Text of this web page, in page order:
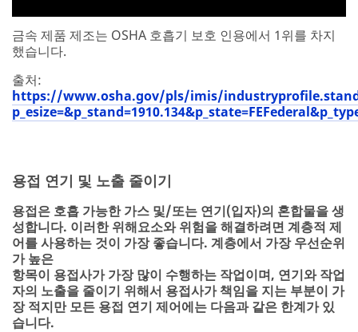
금속 제품 제조는 OSHA 호흡기 보호 인용에서 1위를 차지
했습니다.
출처:
https://www.osha.gov/pls/imis/
용접 연기 및 노출 줄이기
용접은 호흡 가능한 가스 및/또는 연기(입자)의 혼합물을 생
성합니다. 이러한 위해요소와 위험을 해결하려면 계층적 제
어를 사용하는 것이 가장 좋습니다. 계층에서 가장 우선순위
가 높은
항목이 용접사가 가장 많이 수행하는 작업이며, 연기와 작업
자의 노출을 줄이기 위해서 용접사가 책임을 지는 부분이 가
장 적지만 모든 용접 연기 제어에는 다음과 같은 한계가 있
습니다.